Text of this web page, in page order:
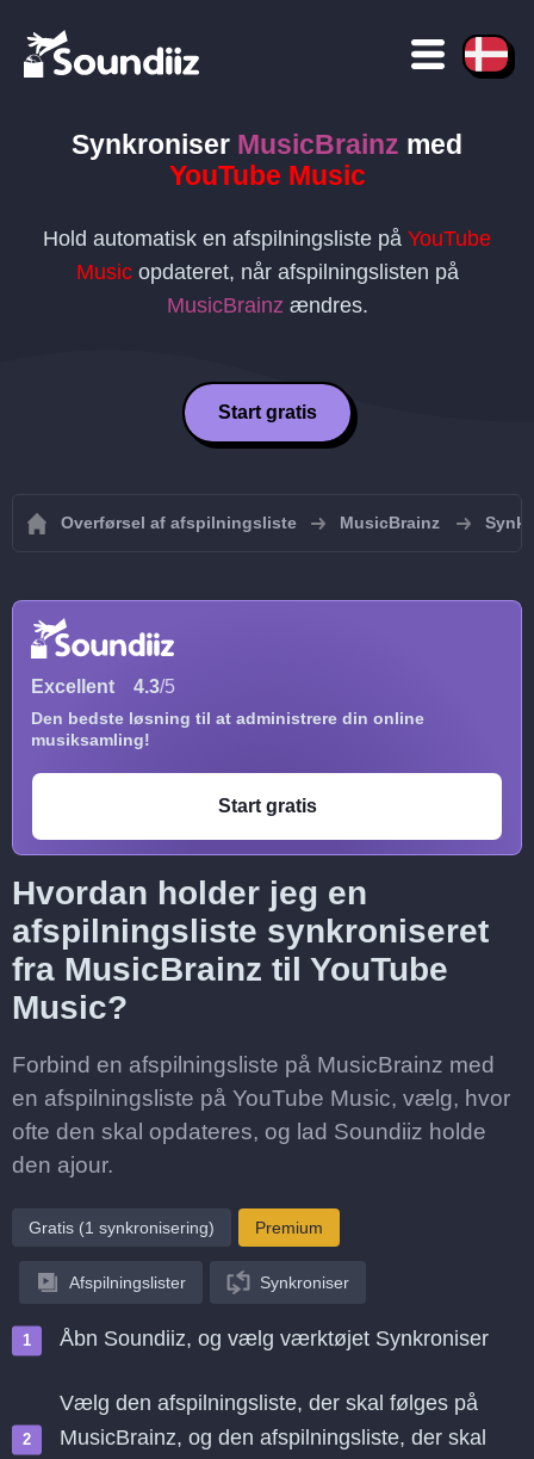
Synkroniser MusicBrainz med
YouTube Music
Hold automatisk en afspilningsliste på YouTube
Musicopdateret, når afspilningslisten på
MusicBrainz ændres.
Start gratis
Overførsel af afspilningsliste MusicBrainz
Excellent 4.3/5
Den bedste løsning til at administrere din online
musiksamling!
Start gratis
Hvordan holder jeg en
afspilningsliste synkroniseret
fra MusicBrainz til YouTube
Music?
Forbind en afspilningsliste på MusicBrainz med
en afspilningsliste på YouTube Music, vælg, hvor
ofte den skal opdateres, og lad Soundiiz holde
den ajour.
Gratis (1 synkronisering) Premium
Afspilningslister Synkroniser
Åbn Soundiiz, og vælg værktøjet Synkroniser
Vælg den afspilningsliste, der skal følges på
MusicBrainz, og den afspilningsliste, der skal